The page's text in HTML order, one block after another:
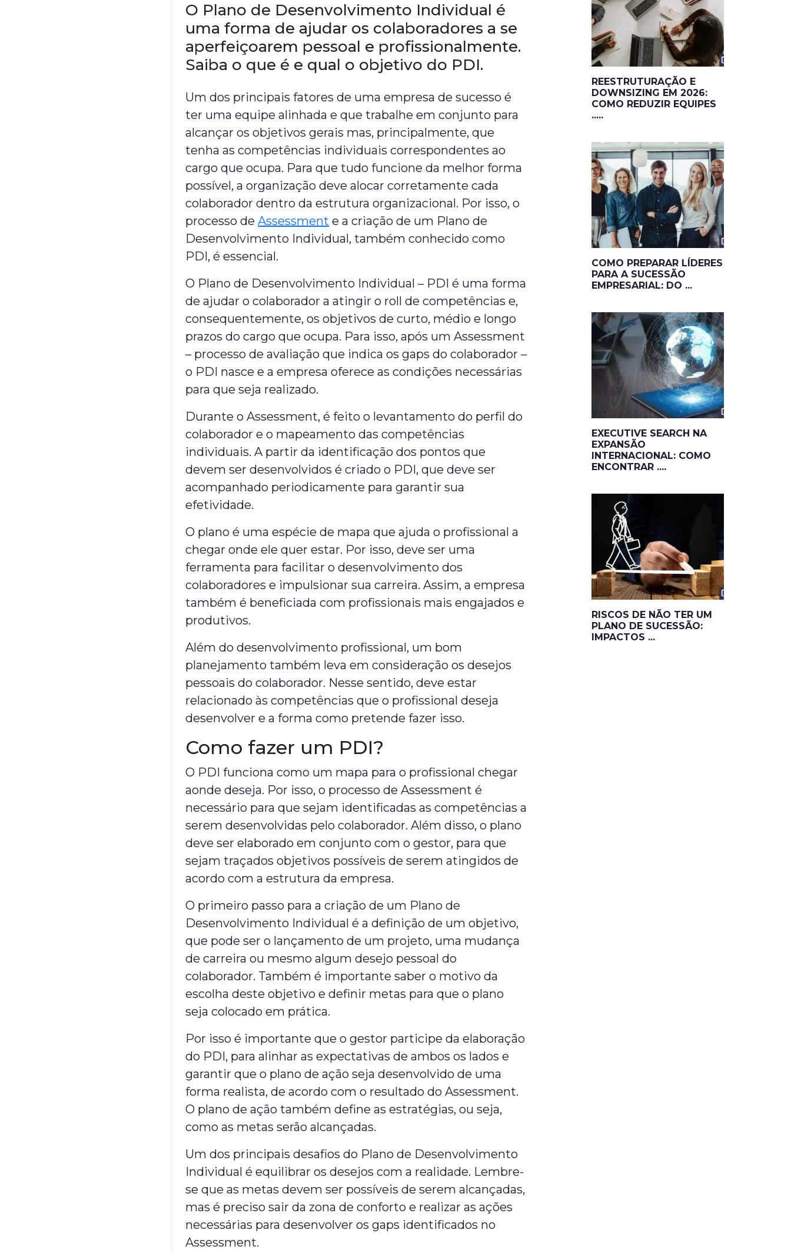
O Plano de Desenvolvimento Individual é
uma forma de ajudar os colaboradores a se
aperfeiçoarem pessoal e profissionalmente.
Saiba o que é e qual o objetivo do PDI.
Um dos principais fatores de uma empresa de sucesso é
ter uma equipe alinhada e que trabalhe em conjunto para
alcançar os objetivos gerais mas, principalmente, que
tenha as competências individuais correspondentes ao
cargo que ocupa. Para que tudo funcione da melhor forma
possível, a organização deve alocar corretamente cada
colaborador dentro da estrutura organizacional. Por isso, o
processo deAssessment e a criação de um Plano de
Desenvolvimento Individual, também conhecido como
PDI, é essencial.
O Plano de Desenvolvimento Individual – PDI é uma forma
de ajudar o colaborador a atingir o roll de competências e,
consequentemente, os objetivos de curto, médio e longo
prazos do cargo que ocupa. Para isso, após um Assessment
– processo de avaliação que indica os gaps do colaborador –
o PDI nasce e a empresa oferece as condições necessárias
para que seja realizado.
Durante o Assessment, é feito o levantamento do perfil do
colaborador e o mapeamento das competências
individuais. A partir da identificação dos pontos que
devem ser desenvolvidos é criado o PDI, que deve ser
acompanhado periodicamente para garantir sua
efetividade.
O plano é uma espécie de mapa que ajuda o profissional a
chegar onde ele quer estar. Por isso, deve ser uma
ferramenta para facilitar o desenvolvimento dos
colaboradores e impulsionar sua carreira. Assim, a empresa
também é beneficiada com profissionais mais engajados e
produtivos.
Além do desenvolvimento profissional, um bom
planejamento também leva em consideração os desejos
pessoais do colaborador. Nesse sentido, deve estar
relacionado às competências que o profissional deseja
desenvolver e a forma como pretende fazer isso.
Como fazer um PDI?
O PDI funciona como um mapa para o profissional chegar
aonde deseja. Por isso, o processo de Assessment é
necessário para que sejam identificadas as competências a
serem desenvolvidas pelo colaborador. Além disso, o plano
deve ser elaborado em conjunto com o gestor, para que
sejam traçados objetivos possíveis de serem atingidos de
acordo com a estrutura da empresa.
O primeiro passo para a criação de um Plano de
Desenvolvimento Individual é a definição de um objetivo,
que pode ser o lançamento de um projeto, uma mudança
de carreira ou mesmo algum desejo pessoal do
colaborador. Também é importante saber o motivo da
escolha deste objetivo e definir metas para que o plano
seja colocado em prática.
Por isso é importante que o gestor participe da elaboração
do PDI, para alinhar as expectativas de ambos os lados e
garantir que o plano de ação seja desenvolvido de uma
forma realista, de acordo com o resultado do Assessment.
O plano de ação também define as estratégias, ou seja,
como as metas serão alcançadas.
Um dos principais desafios do Plano de Desenvolvimento
Individual é equilibrar os desejos com a realidade. Lembre-
se que as metas devem ser possíveis de serem alcançadas,
mas é preciso sair da zona de conforto e realizar as ações
necessárias para desenvolver os gaps identificados no
Assessment.
REESTRUTURAÇÃO E
DOWNSIZING EM 2026:
COMO REDUZIR EQUIPES
.....
COMO PREPARAR LÍDERES
PARA A SUCESSÃO
EMPRESARIAL: DO ...
EXECUTIVE SEARCH NA
EXPANSÃO
INTERNACIONAL: COMO
ENCONTRAR ....
RISCOS DE NÃO TER UM
PLANO DE SUCESSÃO:
IMPACTOS ...